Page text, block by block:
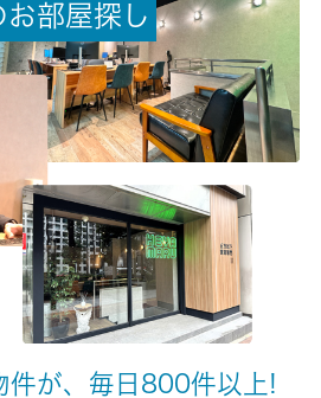
お部屋探 し
件が、毎日800件以上!